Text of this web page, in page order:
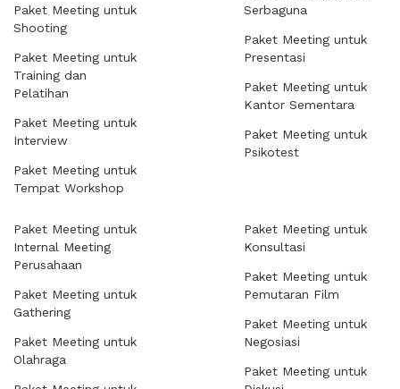
Paket Meeting untuk
Shooting
Paket Meeting untuk
Training dan
Pelatihan
Paket Meeting untuk
Interview
Paket Meeting untuk
Tempat Workshop
Serbaguna
Paket Meeting untuk
Presentasi
Paket Meeting untuk
Kantor Sementara
Paket Meeting untuk
Psikotest
Paket Meeting untuk
Internal Meeting
Perusahaan
Paket Meeting untuk
Gathering
Paket Meeting untuk
Olahraga
Paket Meeting untuk
Konsultasi
Paket Meeting untuk
Pemutaran Film
Paket Meeting untuk
Negosiasi
Paket Meeting untuk